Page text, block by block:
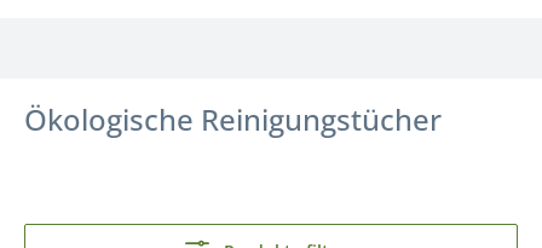
Ökologische Reinigungstücher